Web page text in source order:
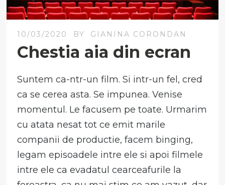
10/03/2020 BY GIANINA CORONDAN
Chestia aia din ecran
Suntem ca-ntr-un film. Si intr-un fel, cred
ca se cerea asta. Se impunea. Venise
momentul. Le facusem pe toate. Urmarim
cu atata nesat tot ce emit marile
companii de productie, facem binging,
legam episoadele intre ele si apoi filmele
intre ele ca evadatul cearceafurile la